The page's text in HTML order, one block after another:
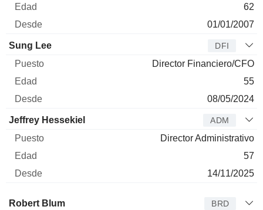
62
01/01/2007
Sung Lee DFI
Director Financiero/CFO
55
08/05/2024
Jeffrey Hessekiel ADM
Director Administrativo
57
14/11/2025
Administrador
Robert Blum BRD